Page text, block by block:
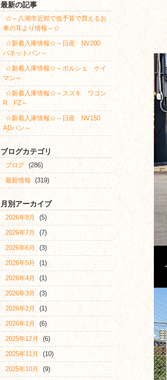
最新の記事
☆～八潮市近郊で低予算で買えるお
車の耳より情報～☆
☆新着入庫情報☆～日産 NV200
バネットバン～
☆新着入庫情報☆～ポルシェ ケイ
マン～
☆新着入庫情報☆～スズキ ワゴン
R FZ～
☆新着入庫情報☆～日産 NV150
ADバン～
ブログカテゴリ
ブログ (286)
最新情報 (319)
月別アーカイブ
2026年8月 (5)
2026年7月 (7)
2026年6月 (3)
2026年5月 (1)
2026年4月 (1)
2026年3月 (3)
2026年2月 (1)
2026年1月 (6)
2025年12月 (6)
2025年11月 (10)
2025年10月 (9)